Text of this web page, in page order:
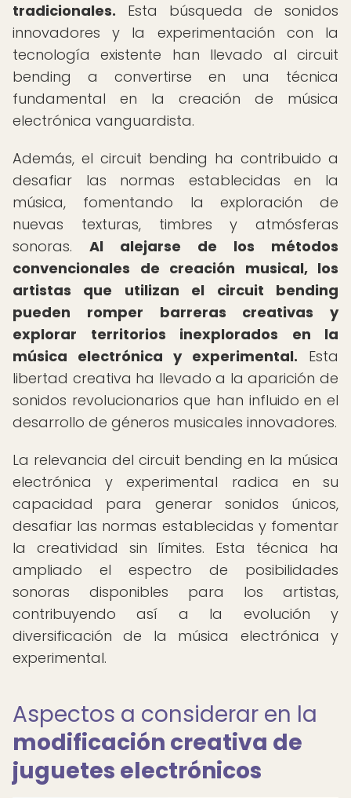
tradicionales. Esta búsqueda de sonidos
innovadores y la experimentación con la
tecnología existente han llevado al circuit
bending a convertirse en una técnica
fundamental en la creación de música
electrónica vanguardista.
Además, el circuit bending ha contribuido a
desafiar las normas establecidas en la
música, fomentando la exploración de
nuevas texturas, timbres y atmósferas
sonoras. Al alejarse de los métodos
convencionales de creación musical, los
artistas que utilizan el circuit bending
pueden romper barreras creativas y
explorar territorios inexplorados en la
música electrónica y experimental. Esta
libertad creativa ha llevado a la aparición de
sonidos revolucionarios que han influido en el
desarrollo de géneros musicales innovadores.
La relevancia del circuit bending en la música
electrónica y experimental radica en su
capacidad para generar sonidos únicos,
desafiar las normas establecidas y fomentar
la creatividad sin límites. Esta técnica ha
ampliado el espectro de posibilidades
sonoras disponibles para los artistas,
contribuyendo así a la evolución y
diversificación de la música electrónica y
experimental.
Aspectos a considerar en la
modificación creativa de
juguetes electrónicos